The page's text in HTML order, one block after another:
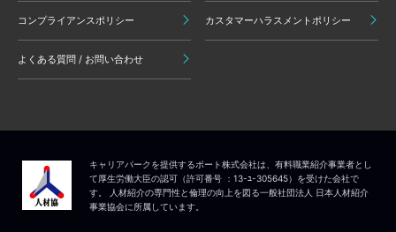
コンプライアンスポリシー カスタマーハラスメントポリシー
よくある質問 / お問い合わせ